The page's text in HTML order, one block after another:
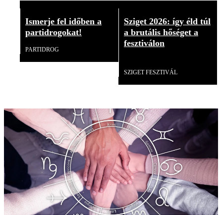
Ismerje fel időben a
partidrogokat!
PARTIDROG
Sziget 2026: így éld túl
a brutális hőséget a
fesztiválon
SZIGET FESZTIVÁL